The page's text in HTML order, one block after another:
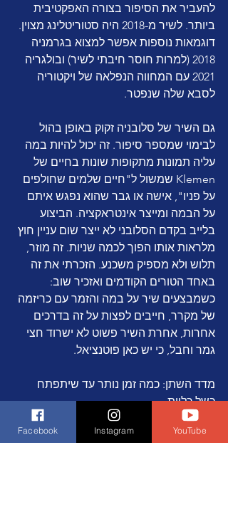
להעביר את הסיפור בצורה האפקטיבית
ביותר. לשיר מ-2018 היה סטוריטלינג מצוין.
דוגמאות נוספות אפשר למצוא בגרמניה
2018 (למרות חוסר חיבתי לשיר) ובולגריה
2021 עם המחווה הנפלאה של ויקטוריה
לסבא שלה שנפטר.
גם השיר של סלובניה זקוק באופן בהול
לבימוי שמספר סיפור. זה יכול להיות במה
עליה תמונות מתקופות שונות בחיים של
Klemen שמשול ל"חיים שלמים שחולפים
על פניו", אישה או גבר שהוא נפגש איתם
על הבמה ומייצר אינטראקציה. הביצוע
בלייב בקדם הסלובני לא ייצר שום עניין חוץ
מלראות אותו הפוך לכמה שניות. זה מוזר,
תלוש ולא מספיק משכנע. הזכרתי את זה
באחד הטורים הקודמים ואזכיר שוב:
כשמבצעים שיר על במה והזמר עם כריזמה
של מקרר, חייבים לפצות על זה בדרכים
אחרות, אחרת השיר פשוט לא ישרוד חצי
גמר וחבל, כי יש כאן פוטנציאל.
מדד השתן: כמה זמן נותר עד שיתפתח
כשל כליות
Facebook Instagram YouTube